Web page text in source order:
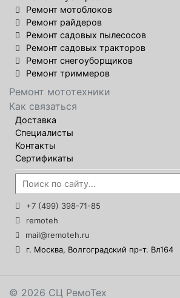
Ремонт мотоблоков
Ремонт райдеров
Ремонт садовых пылесосов
Ремонт садовых тракторов
Ремонт снегоуборщиков
Ремонт триммеров
Ремонт мототехники
Как связаться
Доставка
Специалисты
Контакты
Сертификаты
+7 (499) 398-71-85
remoteh
mail@remoteh.ru
г. Москва, Волгоградский пр-т. Вл164
© 2026 СЦ РемоТех